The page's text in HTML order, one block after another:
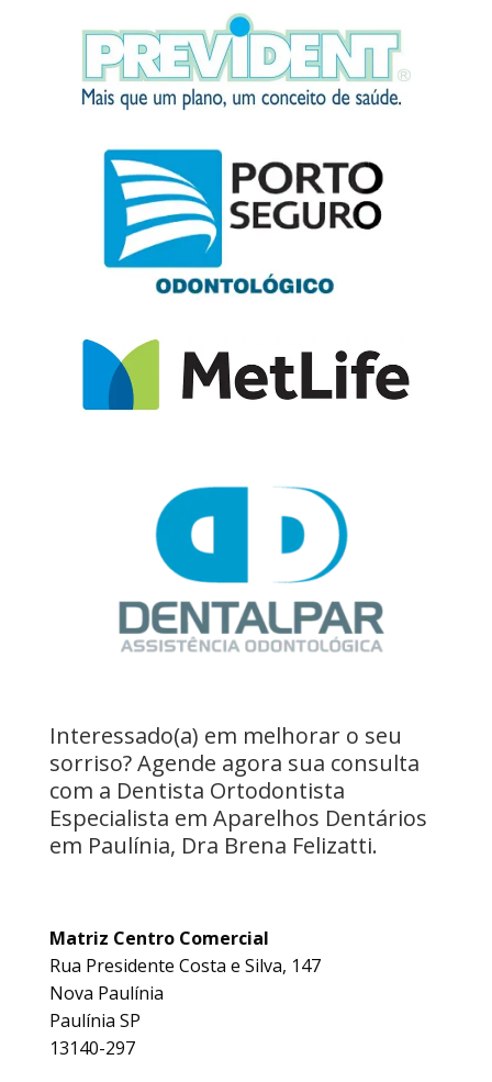
Interessado(a) em melhorar o seu
sorriso? Agende agora sua consulta
com a Dentista Ortodontista
Especialista em Aparelhos Dentários
em Paulínia, Dra Brena Felizatti.
Matriz Centro Comercial
Rua Presidente Costa e Silva, 147
Nova Paulínia
Paulínia SP
13140-297